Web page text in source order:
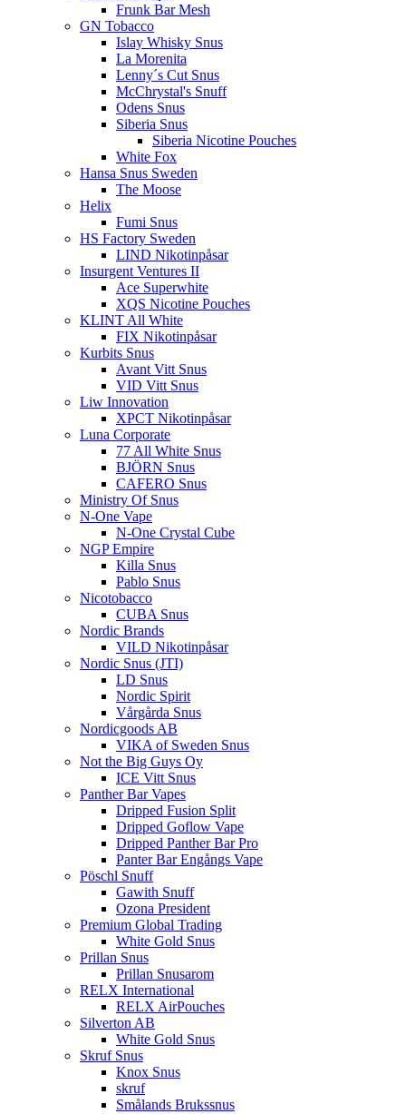
Frunk Bar Mesh
GN Tobacco
Islay Whisky Snus
La Morenita
Lenny´s Cut Snus
McChrystal's Snuff
Odens Snus
Siberia Snus
Siberia Nicotine Pouches
White Fox
Hansa Snus Sweden
The Moose
Helix
Fumi Snus
HS Factory Sweden
LIND Nikotinpåsar
Insurgent Ventures II
Ace Superwhite
XQS Nicotine Pouches
KLINT All White
FIX Nikotinpåsar
Kurbits Snus
Avant Vitt Snus
VID Vitt Snus
Liw Innovation
XPCT Nikotinpåsar
Luna Corporate
77 All White Snus
BJÖRN Snus
CAFERO Snus
Ministry Of Snus
N-One Vape
N-One Crystal Cube
NGP Empire
Killa Snus
Pablo Snus
Nicotobacco
CUBA Snus
Nordic Brands
VILD Nikotinpåsar
Nordic Snus (JTI)
LD Snus
Nordic Spirit
Vårgårda Snus
Nordicgoods AB
VIKA of Sweden Snus
Not the Big Guys Oy
ICE Vitt Snus
Panther Bar Vapes
Dripped Fusion Split
Dripped Goflow Vape
Dripped Panther Bar Pro
Panter Bar Engångs Vape
Pöschl Snuff
Gawith Snuff
Ozona President
Premium Global Trading
White Gold Snus
Prillan Snus
Prillan Snusarom
RELX International
RELX AirPouches
Silverton AB
White Gold Snus
Skruf Snus
Knox Snus
skruf
Smålands Brukssnus